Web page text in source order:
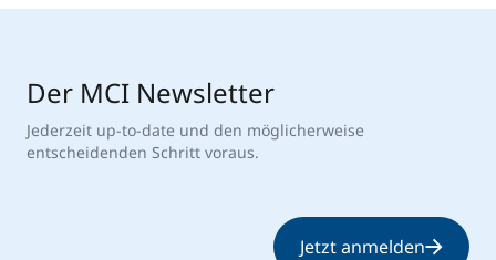
Der MCI Newsletter
Jederzeit up-to-date und den möglicherweise
entscheidenden Schritt voraus.
Jetzt anmelden